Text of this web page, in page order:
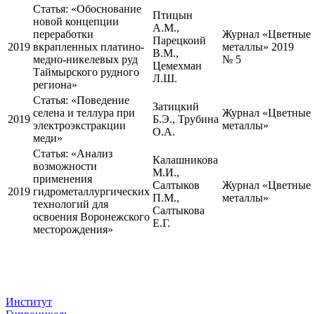
2019
Статья: «Обоснование
новой концепции
переработки
вкрапленных платино-
медно-никелевых руд
Таймырского рудного
региона»
Птицын
А.М.,
Парецкоий
В.М.,
Цемехман
Л.Ш.
Журнал «Цветные
металлы» 2019
№ 5
2019
Статья: «Поведение
селена и теллура при
электроэкстракции
меди»
Затицкий
Б.Э., Трубина
О.А.
Журнал «Цветные
металлы»
2019
Статья: «Анализ
возможности
применения
гидрометаллургических
технологий для
освоения Воронежского
месторождения»
Калашникова
М.И.,
Салтыков
П.М.,
Салтыкова
Е.Г.
Журнал «Цветные
металлы»
Институт